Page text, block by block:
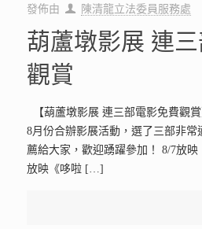
發佈由 陳清龍立法委員服務處
葫蘆墩影展 連
觀賞
【葫蘆墩影展 連三部電影免費觀
8月份合辦影展活動，選了三部非常
薦給大家，歡迎踴躍參加！ 8/7放
放映《哆啦[…]